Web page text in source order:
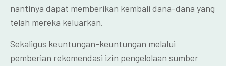
nantinya dapat memberikan kembali dana-dana yang
telah mereka keluarkan.
Sekaligus keuntungan-keuntungan melalui
pemberian rekomendasi izin pengelolaan sumber